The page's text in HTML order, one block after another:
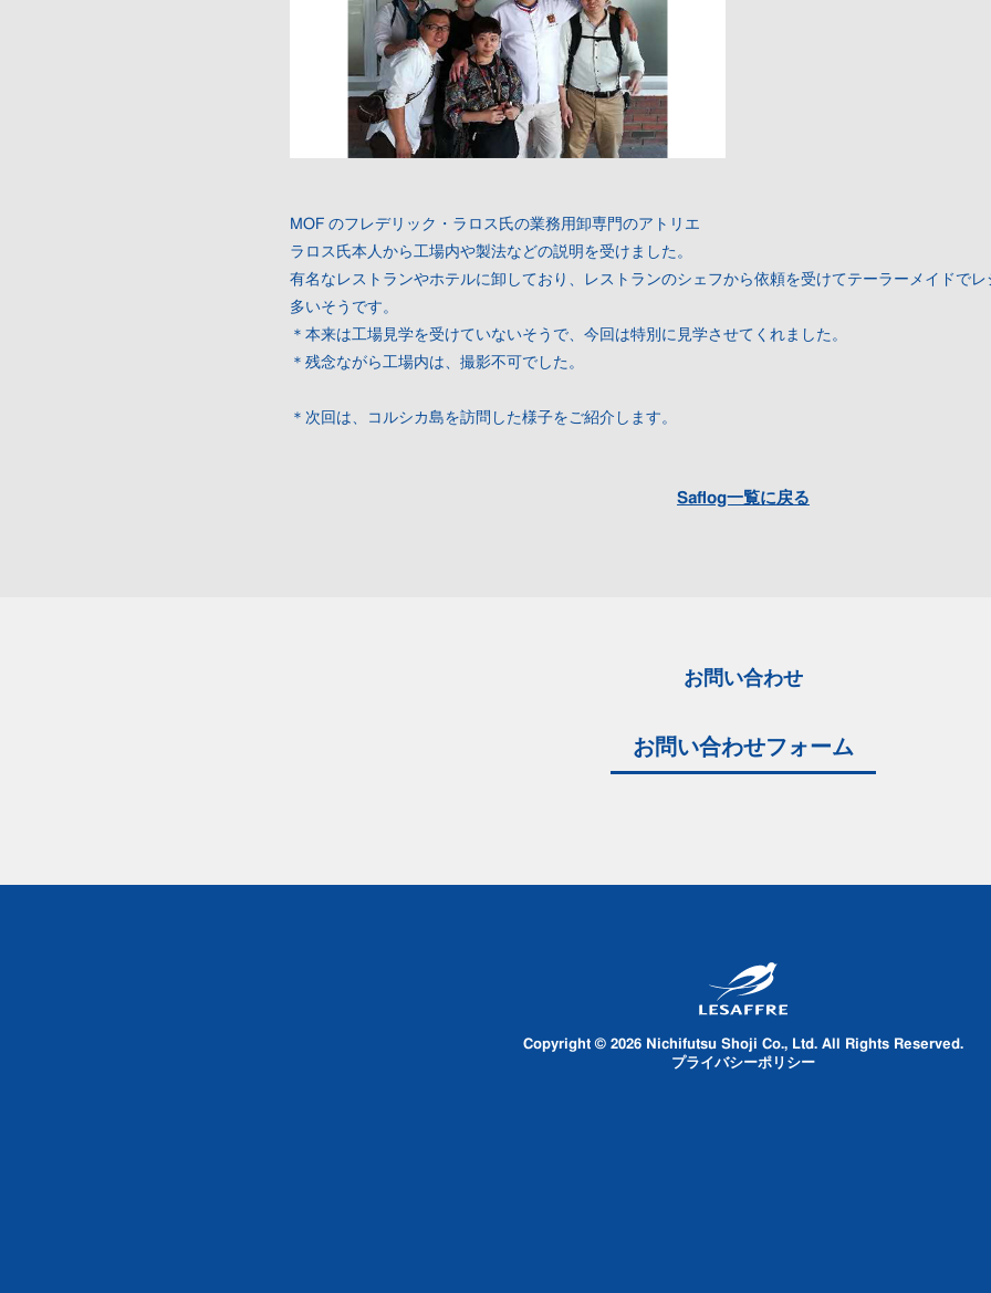
MOF のフレデリック・ラロス氏の業務用卸専門のアトリエ
ラロス氏本人から工場内や製法などの説明を受けました。
有名なレストランやホテルに卸しており、レストランのシェフから依頼を受けてテーラーメイドで
多いそうです。
＊本来は工場見学を受けていないそうで、今回は特別に見学させてくれました。
＊残念ながら工場内は、撮影不可でした。
＊次回は、コルシカ島を訪問した様子をご紹介します。
Saflog一覧に戻る
お問い合わせ
お問い合わせフォーム
Copyright © 2026 Nichifutsu Shoji Co., Ltd. All Rights Reserved.
プライバシーポリシー